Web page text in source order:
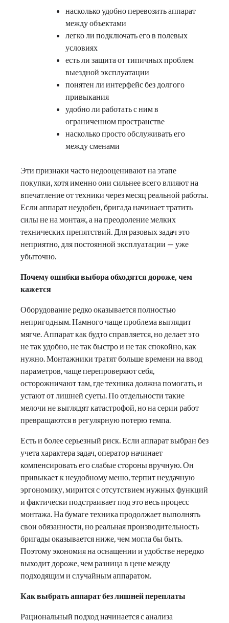
насколько удобно перевозить аппарат
между объектами
легко ли подключать его в полевых
условиях
есть ли защита от типичных проблем
выездной эксплуатации
понятен ли интерфейс без долгого
привыкания
удобно ли работать с ним в
ограниченном пространстве
насколько просто обслуживать его
между сменами
Эти признаки часто недооценивают на этапе
покупки, хотя именно они сильнее всего влияют на
впечатление от техники через месяц реальной работы.
Если аппарат неудобен, бригада начинает тратить
силы не на монтаж, а на преодоление мелких
технических препятствий. Для разовых задач это
неприятно, для постоянной эксплуатации — уже
убыточно.
Почему ошибки выбора обходятся дороже, чем
кажется
Оборудование редко оказывается полностью
непригодным. Намного чаще проблема выглядит
мягче. Аппарат как будто справляется, но делает это
не так удобно, не так быстро и не так спокойно, как
нужно. Монтажники тратят больше времени на ввод
параметров, чаще перепроверяют себя,
осторожничают там, где техника должна помогать, и
устают от лишней суеты. По отдельности такие
мелочи не выглядят катастрофой, но на серии работ
превращаются в регулярную потерю темпа.
Есть и более серьезный риск. Если аппарат выбран без
учета характера задач, оператор начинает
компенсировать его слабые стороны вручную. Он
привыкает к неудобному меню, терпит неудачную
эргономику, мирится с отсутствием нужных функций
и фактически подстраивает под это весь процесс
монтажа. На бумаге техника продолжает выполнять
свои обязанности, но реальная производительность
бригады оказывается ниже, чем могла бы быть.
Поэтому экономия на оснащении и удобстве нередко
выходит дороже, чем разница в цене между
подходящим и случайным аппаратом.
Как выбрать аппарат без лишней переплаты
Рациональный подход начинается с анализа